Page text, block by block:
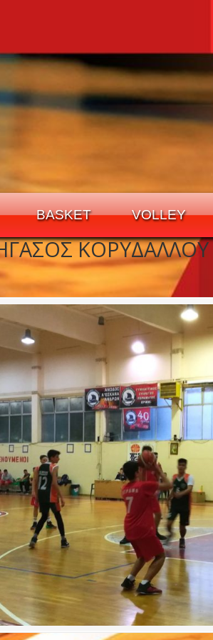
BASKET VOLLEY
ΚΟΡΥΔΑΛΛΟΥ